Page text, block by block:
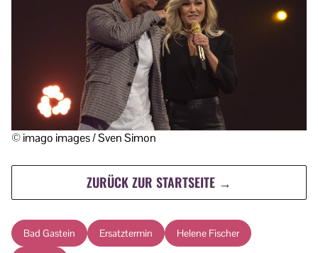
© imago images / Sven Simon
ZURÜCK ZUR STARTSEITE →
Bad Gastein Ersatztermin Helene Fischer